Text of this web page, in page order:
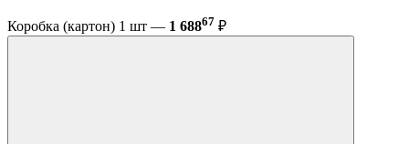
Коробка (картон) 1 шт — 1 68867 ₽